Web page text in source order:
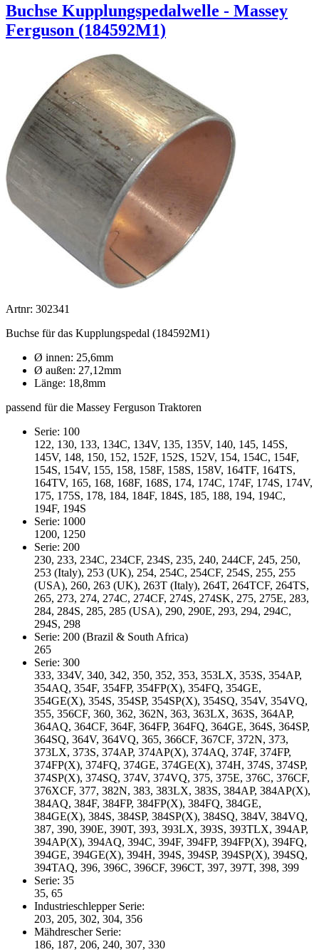
Buchse Kupplungspedalwelle - Massey
Ferguson (184592M1)
Artnr: 302341
Buchse für das Kupplungspedal (184592M1)
Ø innen: 25,6mm
Ø außen: 27,12mm
Länge: 18,8mm
passend für die Massey Ferguson Traktoren
Serie: 100
122, 130, 133, 134C, 134V, 135, 135V, 140, 145, 145S,
145V, 148, 150, 152, 152F, 152S, 152V, 154, 154C, 154F,
154S, 154V, 155, 158, 158F, 158S, 158V, 164TF, 164TS,
164TV, 165, 168, 168F, 168S, 174, 174C, 174F, 174S, 174V,
175, 175S, 178, 184, 184F, 184S, 185, 188, 194, 194C,
194F, 194S
Serie: 1000
1200, 1250
Serie: 200
230, 233, 234C, 234CF, 234S, 235, 240, 244CF, 245, 250,
253 (Italy), 253 (UK), 254, 254C, 254CF, 254S, 255, 255
(USA), 260, 263 (UK), 263T (Italy), 264T, 264TCF, 264TS,
265, 273, 274, 274C, 274CF, 274S, 274SK, 275, 275E, 283,
284, 284S, 285, 285 (USA), 290, 290E, 293, 294, 294C,
294S, 298
Serie: 200 (Brazil & South Africa)
265
Serie: 300
333, 334V, 340, 342, 350, 352, 353, 353LX, 353S, 354AP,
354AQ, 354F, 354FP, 354FP(X), 354FQ, 354GE,
354GE(X), 354S, 354SP, 354SP(X), 354SQ, 354V, 354VQ,
355, 356CF, 360, 362, 362N, 363, 363LX, 363S, 364AP,
364AQ, 364CF, 364F, 364FP, 364FQ, 364GE, 364S, 364SP,
364SQ, 364V, 364VQ, 365, 366CF, 367CF, 372N, 373,
373LX, 373S, 374AP, 374AP(X), 374AQ, 374F, 374FP,
374FP(X), 374FQ, 374GE, 374GE(X), 374H, 374S, 374SP,
374SP(X), 374SQ, 374V, 374VQ, 375, 375E, 376C, 376CF,
376XCF, 377, 382N, 383, 383LX, 383S, 384AP, 384AP(X),
384AQ, 384F, 384FP, 384FP(X), 384FQ, 384GE,
384GE(X), 384S, 384SP, 384SP(X), 384SQ, 384V, 384VQ,
387, 390, 390E, 390T, 393, 393LX, 393S, 393TLX, 394AP,
394AP(X), 394AQ, 394C, 394F, 394FP, 394FP(X), 394FQ,
394GE, 394GE(X), 394H, 394S, 394SP, 394SP(X), 394SQ,
394TAQ, 396, 396C, 396CF, 396CT, 397, 397T, 398, 399
Serie: 35
35, 65
Industrieschlepper Serie:
203, 205, 302, 304, 356
Mähdrescher Serie:
186, 187, 206, 240, 307, 330